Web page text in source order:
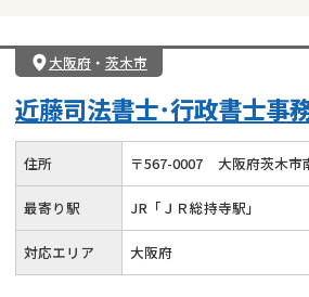
大阪府・ 茨木市
近藤司法書士･行政書士事
住所 〒567-0007 大阪府茨木市
最寄り駅 JR「ＪＲ総持寺駅」
対応エリア 大阪府